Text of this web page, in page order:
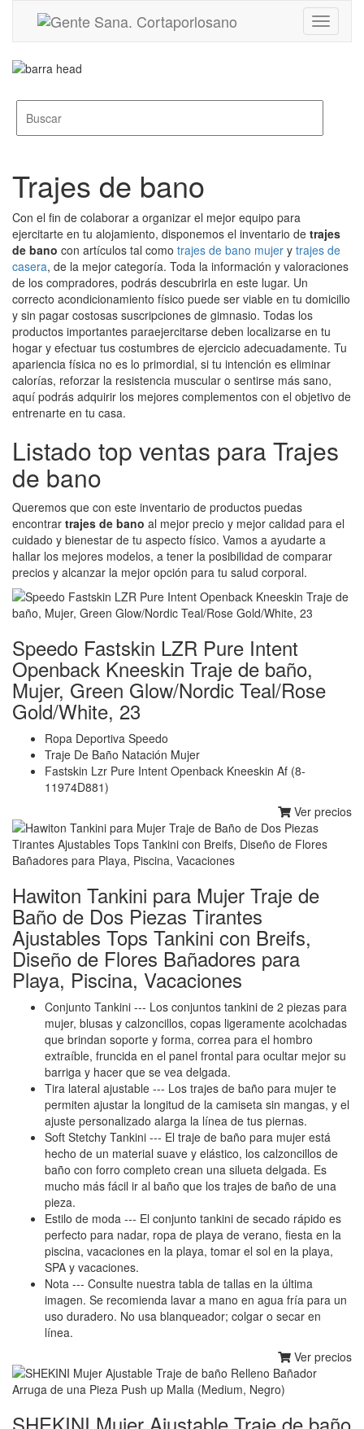
Toggle
Trajes de bano
Con el fin de colaborar a organizar el mejor equipo para
ejercitarte en tu alojamiento, disponemos el inventario de trajes
de bano con artículos tal como trajes de bano mujer y trajes de
casera, de la mejor categoría. Toda la información y valoraciones
de los compradores, podrás descubrirla en este lugar. Un
correcto acondicionamiento físico puede ser viable en tu domicilio
y sin pagar costosas suscripciones de gimnasio. Todas los
productos importantes paraejercitarse deben localizarse en tu
hogar y efectuar tus costumbres de ejercicio adecuadamente. Tu
apariencia física no es lo primordial, si tu intención es eliminar
calorías, reforzar la resistencia muscular o sentirse más sano,
aquí podrás adquirir los mejores complementos con el objetivo de
entrenarte en tu casa.
Listado top ventas para Trajes
de bano
Queremos que con este inventario de productos puedas
encontrar trajes de bano al mejor precio y mejor calidad para el
cuidado y bienestar de tu aspecto físico. Vamos a ayudarte a
hallar los mejores modelos, a tener la posibilidad de comparar
precios y alcanzar la mejor opción para tu salud corporal.
Speedo Fastskin LZR Pure Intent
Openback Kneeskin Traje de baño,
Mujer, Green Glow/Nordic Teal/Rose
Gold/White, 23
Ropa Deportiva Speedo
Traje De Baño Natación Mujer
Fastskin Lzr Pure Intent Openback Kneeskin Af (8-
11974D881)
Ver precios
Hawiton Tankini para Mujer Traje de
Baño de Dos Piezas Tirantes
Ajustables Tops Tankini con Breifs,
Diseño de Flores Bañadores para
Playa, Piscina, Vacaciones
Conjunto Tankini --- Los conjuntos tankini de 2 piezas para
mujer, blusas y calzoncillos, copas ligeramente acolchadas
que brindan soporte y forma, correa para el hombro
extraíble, fruncida en el panel frontal para ocultar mejor su
barriga y hacer que se vea delgada.
Tira lateral ajustable --- Los trajes de baño para mujer te
permiten ajustar la longitud de la camiseta sin mangas, y el
ajuste personalizado alarga la línea de tus piernas.
Soft Stetchy Tankini --- El traje de baño para mujer está
hecho de un material suave y elástico, los calzoncillos de
baño con forro completo crean una silueta delgada. Es
mucho más fácil ir al baño que los trajes de baño de una
pieza.
Estilo de moda --- El conjunto tankini de secado rápido es
perfecto para nadar, ropa de playa de verano, fiesta en la
piscina, vacaciones en la playa, tomar el sol en la playa,
SPA y vacaciones.
Nota --- Consulte nuestra tabla de tallas en la última
imagen. Se recomienda lavar a mano en agua fría para un
uso duradero. No usa blanqueador; colgar o secar en
línea.
Ver precios